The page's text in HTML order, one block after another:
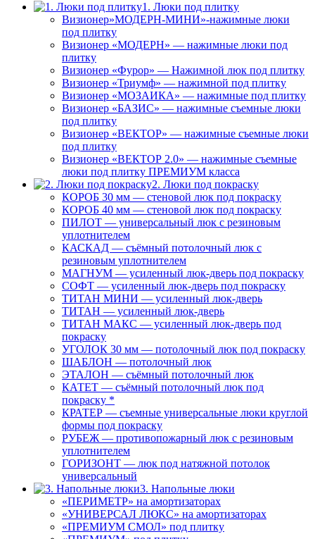
1. Люки под плитку
Визионер»МОДЕРН-МИНИ»-нажимные люки
под плитку
Визионер «МОДЕРН» — нажимные люки под
плитку
Визионер «Фурор» — Нажимной люк под плитку
Визионер «Триумф» — нажимной под плитку
Визионер «МОЗАИКА» — нажимные под плитку
Визионер «БАЗИС» — нажимные съемные люки
под плитку
Визионер «ВЕКТОР» — нажимные съемные люки
под плитку
Визионер «ВЕКТОР 2.0» — нажимные съемные
люки под плитку ПРЕМИУМ класса
2. Люки под покраску
КОРОБ 30 мм — стеновой люк под покраску
КОРОБ 40 мм — стеновой люк под покраску
ПИЛОТ — универсальный люк с резиновым
уплотнителем
КАСКАД — съёмный потолочный люк с
резиновым уплотнителем
МАГНУМ — усиленный люк-дверь под покраску
СОФТ — усиленный люк-дверь под покраску
ТИТАН МИНИ — усиленный люк-дверь
ТИТАН — усиленный люк-дверь
ТИТАН МАКС — усиленный люк-дверь под
покраску
УГОЛОК 30 мм — потолочный люк под покраску
ШАБЛОН — потолочный люк
ЭТАЛОН — съёмный потолочный люк
КАТЕТ — съёмный потолочный люк под
покраску *
КРАТЕР — съемные универсальные люки круглой
формы под покраску
РУБЕЖ — противопожарный люк с резиновым
уплотнителем
ГОРИЗОНТ — люк под натяжной потолок
универсальный
3. Напольные люки
«ПЕРИМЕТР» на амортизаторах
«УНИВЕРСАЛ ЛЮКС» на амортизаторах
«ПРЕМИУМ СМОЛ» под плитку